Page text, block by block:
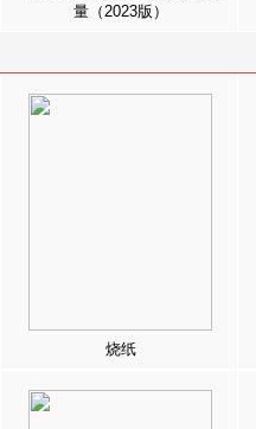
量（2023版）
烧纸